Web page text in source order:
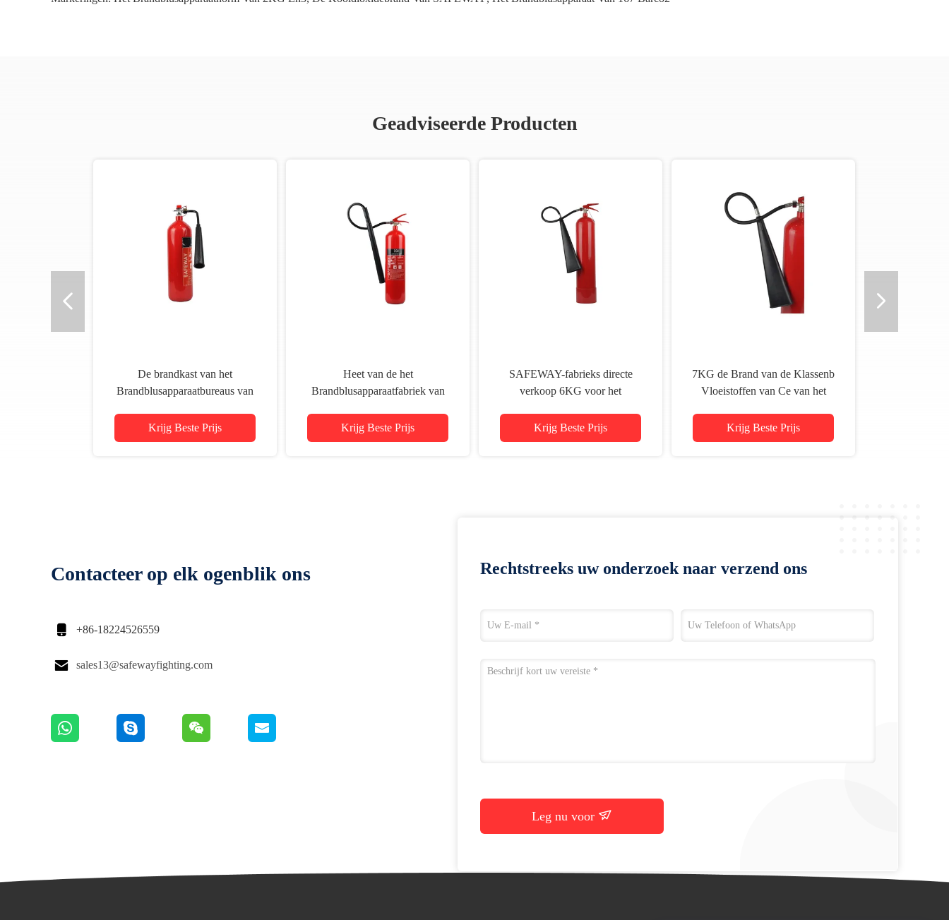
Geadviseerde Producten
De brandkast van het
Brandblusapparaatbureaus van
Dikte te gebruiken voor het
Bestrijden van Brand
Krijg Beste Prijs
Heet van de het
Brandblusapparaatfabriek van
verkoopkooldioxide direct het
gasbrandblusapparaat
Krijg Beste Prijs
SAFEWAY-fabrieks directe
verkoop 6KG voor het
gebruiken ISO 9001 van
Brandbestrijdingsco2
Krijg Beste Prijs
7KG de Brand van de Klassenb
Vloeistoffen van Ce van het
Brandblusapparaat
Krijg Beste Prijs
Contacteer op elk ogenblik ons
 +86-18224526559
 sales13@safewayfighting.com
Rechtstreeks uw onderzoek naar verzend ons
Leg nu voor